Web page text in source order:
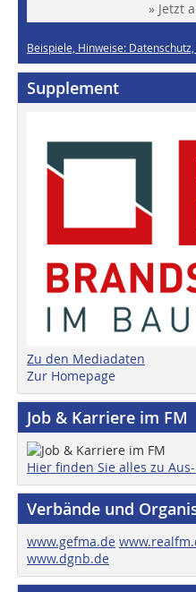
» Jetzt
Beispiele, Hinweise:
Supplement
Zu den Mediadaten
Zur Homepage
Job & Karriere im FM
Hier finden Sie alles zu
Verbände und
www.gefma.de
www.dgnb.de